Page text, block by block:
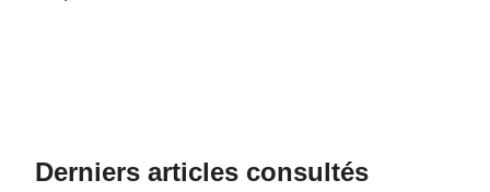
Derniers articles consultés